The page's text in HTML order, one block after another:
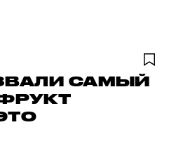
САМЫЙ